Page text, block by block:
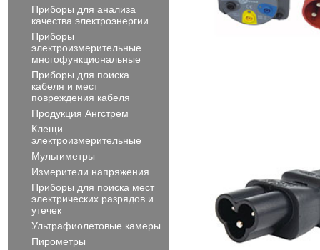
Приборы для анализа
качества электроэнергии
Приборы
электроизмерительные
многофункциональные
Приборы для поиска
кабеля и мест
повреждения кабеля
Продукция Ангстрем
Клещи
электроизмерительные
Мультиметры
Измерители напряжения
Приборы для поиска мест
электрических разрядов и
утечек
Ультрафиолетовые камеры
Пирометры